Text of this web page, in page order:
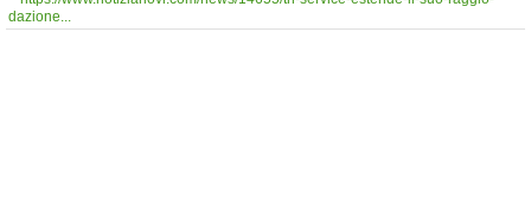
dazione...